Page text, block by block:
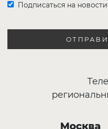
Подписаться на новости
Москва